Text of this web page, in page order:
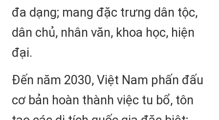
đa dạng; mang đặc trưng dân tộc,
dân chủ, nhân văn, khoa học, hiện
đại.
Đến năm 2030, Việt Nam phấn đấu
cơ bản hoàn thành việc tu bổ, tôn